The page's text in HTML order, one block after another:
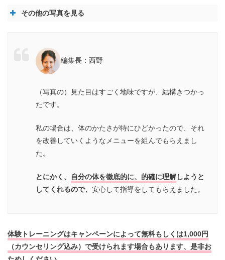
その他の写真を見る
編集長：西野
（写真の）見た目はすごく地味ですが、結構きつかっ
たです。
私の場合は、体のかたさが特にひどかったので、それ
を改善していくようなメニューを組んでもらえまし
た。
とにかく、 自分の体を徹底的に、的確に理解しようと
してくれるので、 安心して指導をしてもらえました。
体験トレーニングはキャンペーンによって無料もしくは1,000円
（カウンセリング込み）で受けられます場合もあります、是非お